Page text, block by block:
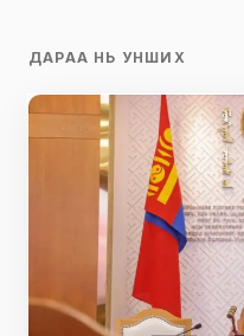
ДАРАА НЬ УНШИХ